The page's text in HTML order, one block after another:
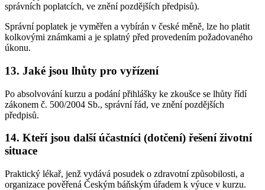
správních poplatcích, ve znění pozdějších předpisů).
Správní poplatek je vyměřen a vybírán v české měně, lze ho platit
kolkovými známkami a je splatný před provedením požadovaného
úkonu.
13. Jaké jsou lhůty pro vyřízení
Po absolvování kurzu a podání přihlášky ke zkoušce se lhůty řídí
zákonem č. 500/2004 Sb., správní řád, ve znění pozdějších
předpisů.
14. Kteří jsou další účastníci (dotčení) řešení životní
situace
Praktický lékař, jenž vydává posudek o zdravotní způsobilosti, a
organizace pověřená Českým báňským úřadem k výuce v kurzu.